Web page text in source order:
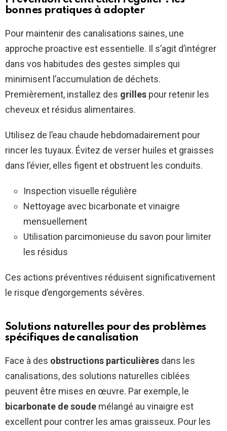
bonnes pratiques à adopter
Pour maintenir des canalisations saines, une
approche proactive est essentielle. Il s’agit d’intégrer
dans vos habitudes des gestes simples qui
minimisent l’accumulation de déchets.
Premièrement, installez des grilles pour retenir les
cheveux et résidus alimentaires.
Utilisez de l’eau chaude hebdomadairement pour
rincer les tuyaux. Évitez de verser huiles et graisses
dans l’évier, elles figent et obstruent les conduits.
Inspection visuelle régulière
Nettoyage avec bicarbonate et vinaigre
mensuellement
Utilisation parcimonieuse du savon pour limiter
les résidus
Ces actions préventives réduisent significativement
le risque d’engorgements sévères.
Solutions naturelles pour des problèmes
spécifiques de canalisation
Face à des obstructions particulières dans les
canalisations, des solutions naturelles ciblées
peuvent être mises en œuvre. Par exemple, le
bicarbonate de soude mélangé au vinaigre est
excellent pour contrer les amas graisseux. Pour les